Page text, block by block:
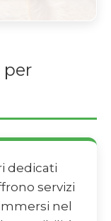
per
dedicati
servizi
nel